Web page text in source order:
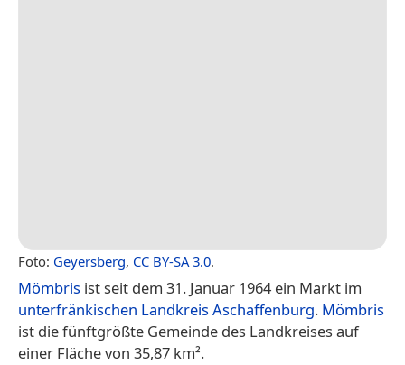
Foto: Geyersberg, CC BY-SA 3.0.
Mömbris ist seit dem 31. Januar 1964 ein Markt im
unterfränkischen Landkreis Aschaffenburg. Mömbris
ist die fünftgrößte Gemeinde des Landkreises auf
einer Fläche von 35,87 km².